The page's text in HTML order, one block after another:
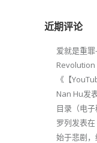
近期评论
爱就是重
《 【
Nan Hu发
目录（电子
罗列发表
始于悲剧，